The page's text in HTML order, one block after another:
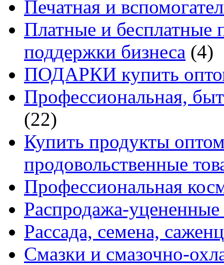
Печатная и
Платные и бесплатные
поддержки бизнеса (4)
ПОДАРКИ купить
Профессиональная,
(22)
Купить продукты
продовольственные
Профессиональная
Распродажа-уцененные
Рассада, семена,
Смазки и смазочно-